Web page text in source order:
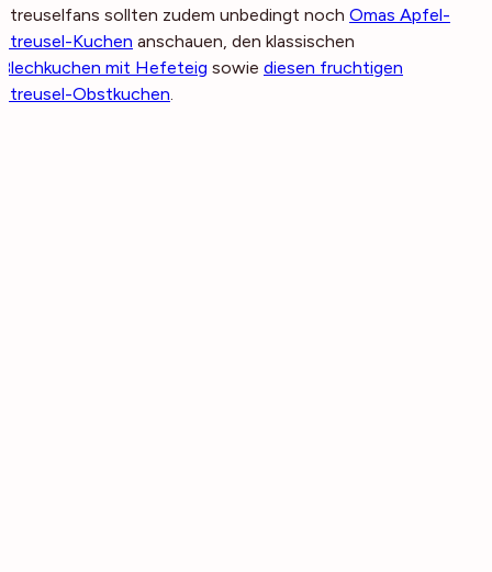
Streuselfans sollten zudem unbedingt noch Omas Apfel-
Streusel-Kuchen anschauen, den klassischen
Blechkuchen mit Hefeteig sowie diesen fruchtigen
Streusel-Obstkuchen